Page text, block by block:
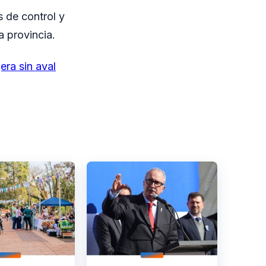
de control y
provincia.
sin aval